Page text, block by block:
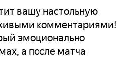
вашу настольную
комментариями!
эмоционально
а после матча